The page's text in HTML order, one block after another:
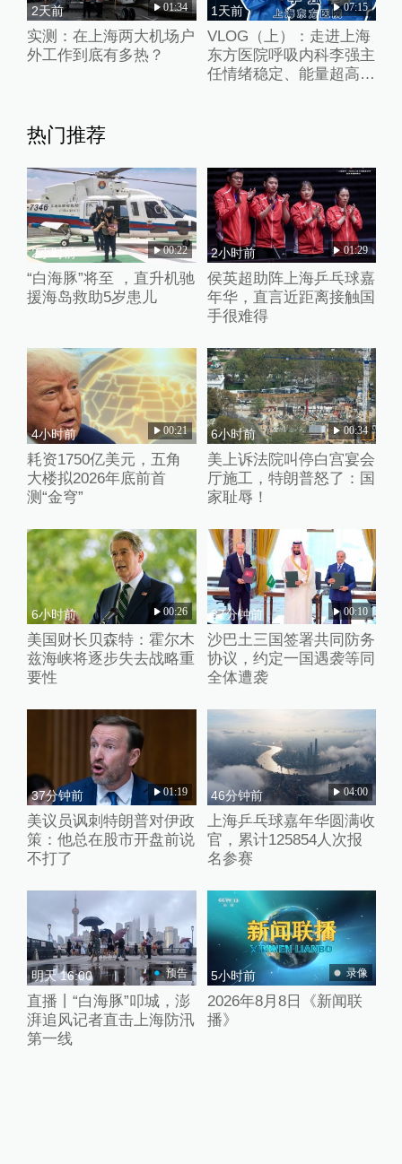
2天前 01:34
实测：在上海两大机场户
外工作到底有多热？
1天前 07:15
VLOG（上）：走进上海
东方医院呼吸内科李强主
任情绪稳定、能量超高的
热门推荐
2小时前 00:22
“白海豚”将至 ，直升机驰
援海岛救助5岁患儿
2小时前 01:29
侯英超助阵上海乒乓球嘉
年华，直言近距离接触国
手很难得
4小时前 00:21
耗资1750亿美元，五角
大楼拟2026年底前首
测“金穹”
6小时前 00:34
美上诉法院叫停白宫宴会
厅施工，特朗普怒了：国
家耻辱！
6小时前 00:26
美国财长贝森特：霍尔木
兹海峡将逐步失去战略重
要性
37分钟前 00:10
沙巴土三国签署共同防务
协议，约定一国遇袭等同
全体遭袭
37分钟前 01:19
美议员讽刺特朗普对伊政
策：他总在股市开盘前说
不打了
46分钟前 04:00
上海乒乓球嘉年华圆满收
官，累计125854人次报
名参赛
明天 16:00 预告
直播丨“白海豚”叩城，澎
湃追风记者直击上海防汛
第一线
5小时前 录像
2026年8月8日《新闻联
播》